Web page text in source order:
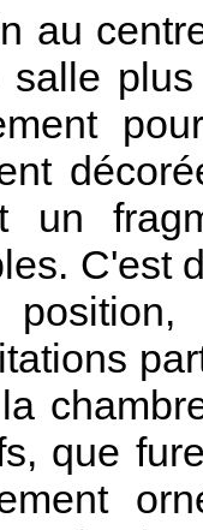
au
salle
un
C'est
que